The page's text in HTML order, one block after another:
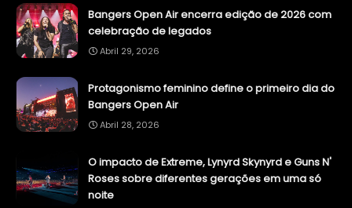
Bangers Open Air encerra edição de 2026 com
celebração de legados
Abril 29, 2026
Protagonismo feminino define o primeiro dia do
Bangers Open Air
Abril 28, 2026
O impacto de Extreme, Lynyrd Skynyrd e Guns N'
Roses sobre diferentes gerações em uma só
noite